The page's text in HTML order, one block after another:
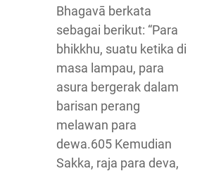
Bhagavā berkata
sebagai berikut: “Para
bhikkhu, suatu ketika di
masa lampau, para
asura bergerak dalam
barisan perang
melawan para
dewa.605 Kemudian
Sakka, raja para deva,